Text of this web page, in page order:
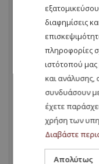
σπουδές-
στη-
σπουδές-
εξωτερικό
σπουδές-
εξωτερικό
διαφημίσεις
πληροφορίες
ιστότοπού
και ανάλυσης,
συνδυάσουν
έχετε
χρήση των
Διαβάστε
Απολύτως